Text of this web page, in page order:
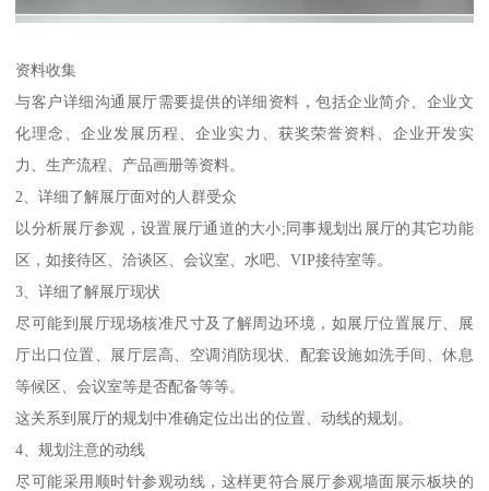
资料收集
与客户详细沟通展厅需要提供的详细资料，包括企业简介、企业文
化理念、企业发展历程、企业实力、获奖荣誉资料、企业开发实
力、生产流程、产品画册等资料。
2、详细了解展厅面对的人群受众
以分析展厅参观，设置展厅通道的大小;同事规划出展厅的其它功能
区，如接待区、洽谈区、会议室、水吧、VIP接待室等。
3、详细了解展厅现状
尽可能到展厅现场核准尺寸及了解周边环境，如展厅位置展厅、展
厅出口位置、展厅层高、空调消防现状、配套设施如洗手间、休息
等候区、会议室等是否配备等等。
这关系到展厅的规划中准确定位出出的位置、动线的规划。
4、规划注意的动线
尽可能采用顺时针参观动线，这样更符合展厅参观墙面展示板块的